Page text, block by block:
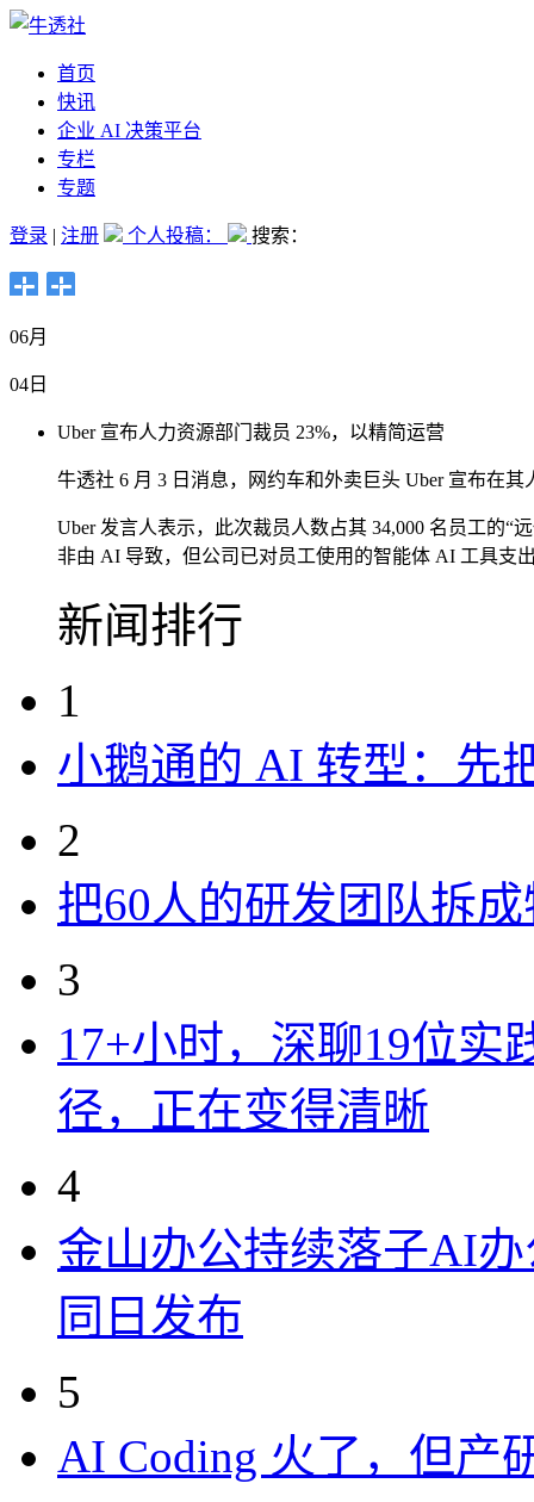
首页
快讯
企业 AI 决策平台
专栏
专题
登录 | 注册 个人投稿： 搜索：
06月
04日
Uber 宣布人力资源部门裁员 23%，以精简运营
牛透社 6 月 3 日消息，网约车和外卖巨头 Uber 宣布在
Uber 发言人表示，此次裁员人数占其 34,000 名员工的“
非由 AI 导致，但公司已对员工使用的智能体 AI 工具支
新闻排行
1
小鹅通的 AI 转型：先
2
把60人的研发团队拆
3
17+小时，深聊19位实
径，正在变得清晰
4
金山办公持续落子AI办
同日发布
5
AI Coding 火了，但产